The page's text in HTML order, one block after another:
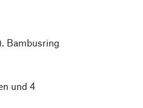
Bambusring
und 4